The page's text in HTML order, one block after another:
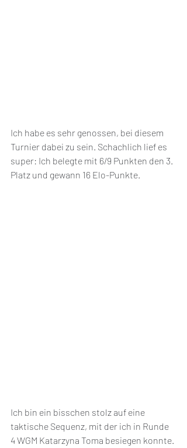
Ich habe es sehr genossen, bei diesem
Turnier dabei zu sein. Schachlich lief es
super: Ich belegte mit 6/9 Punkten den 3.
Platz und gewann 16 Elo-Punkte.
Ich bin ein bisschen stolz auf eine
taktische Sequenz, mit der ich in Runde
4 WGM Katarzyna Toma besiegen konnte.